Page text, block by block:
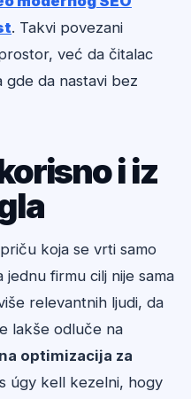
. Takvi povezani
već da čitalac
gde da nastavi bez
i iz
koja se vrti samo
firmu cilj nije sama
relevantnih ljudi, da
lakše odluče na
optimizacija za
úgy kell kezelni, hogy